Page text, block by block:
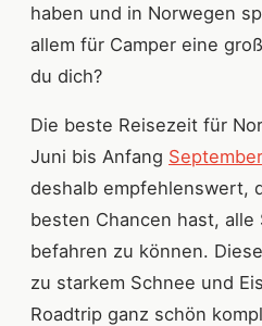
haben und in Norwegen
allem für Camper eine
du dich?
Die beste Reisezeit für
Juni bis Anfang September
deshalb empfehlenswert,
besten Chancen hast, alle
befahren zu können.
zu starkem Schnee und
Roadtrip ganz schön